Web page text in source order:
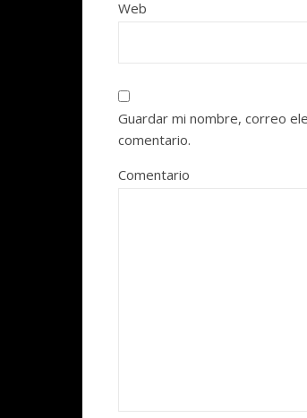
Web
Guardar mi nombre, correo
comentario.
Comentario